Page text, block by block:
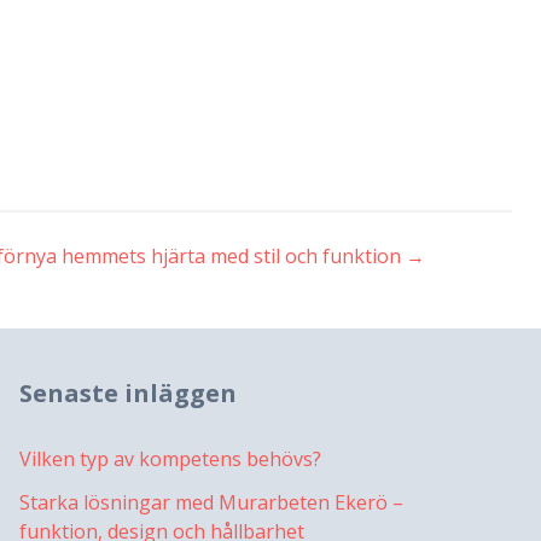
hemmets hjärta med stil och funktion →
Senaste inläggen
Vilken typ av kompetens behövs?
Starka lösningar med Murarbeten Ekerö –
funktion, design och hållbarhet